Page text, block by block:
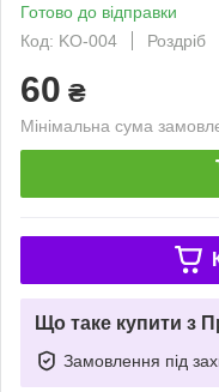
Готово до відправки
Код: KO-004
Роздріб
60 ₴
Мінімальна сума
Що таке купити з
Замовлення під